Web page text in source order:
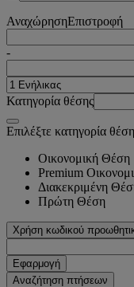
ΑναχώρησηΕπιστροφή
-
Κατηγορία θέσης
Επιλέξτε κατηγορία
Οικονομική Θέση
Premium
Διακεκριμένη
Πρώτη Θέση
Χρήση κωδικού
Εφαρμογή
Αναζήτηση πτήσεων